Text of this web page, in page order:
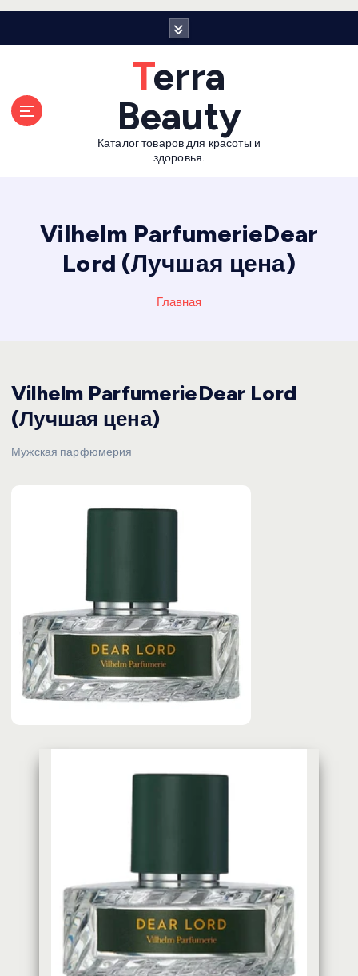
Terra
Beauty
Каталог товаров для красоты и
здоровья.
Vilhelm ParfumerieDear
Lord (Лучшая цена)
Главная
Vilhelm ParfumerieDear Lord
(Лучшая цена)
Мужская парфюмерия